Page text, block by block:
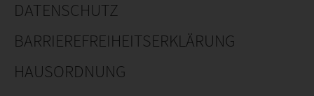
dell'impatto.
Logistica: Grazie alla collaborazione con partner di
logistica efficiente.
DATENSCHUTZ
BARRIEREFREIHEITSERKLÄRUNG
HAUSORDNUNG